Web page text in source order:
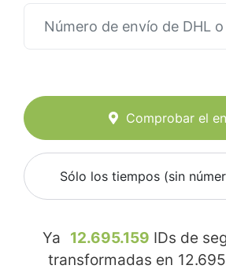
Comprobar el
Sólo los tiempos (sin
Ya 12.695.159 IDs de
transformadas en 12.695